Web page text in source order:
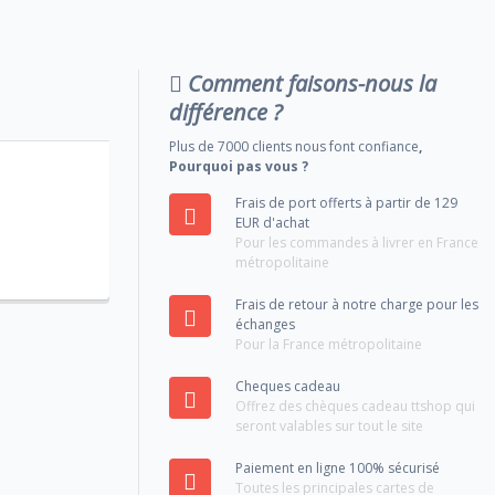
Comment faisons-nous la
différence ?
Plus de 7000 clients nous font confiance,
Pourquoi pas vous ?
Frais de port offerts à partir de 129
EUR d'achat
Pour les commandes à livrer en France
métropolitaine
Frais de retour à notre charge pour les
échanges
Pour la France métropolitaine
Cheques cadeau
Offrez des chèques cadeau ttshop qui
seront valables sur tout le site
Paiement en ligne 100% sécurisé
Toutes les principales cartes de